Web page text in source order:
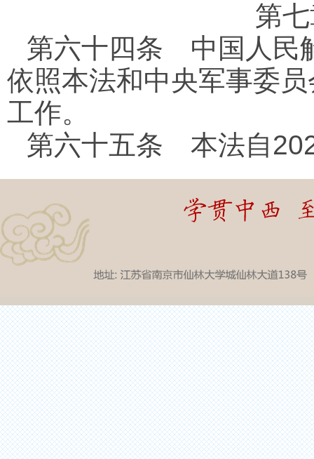
第
第六十四条 中国人民
依照本法和中央军事委
工作。
第六十五条 本法自